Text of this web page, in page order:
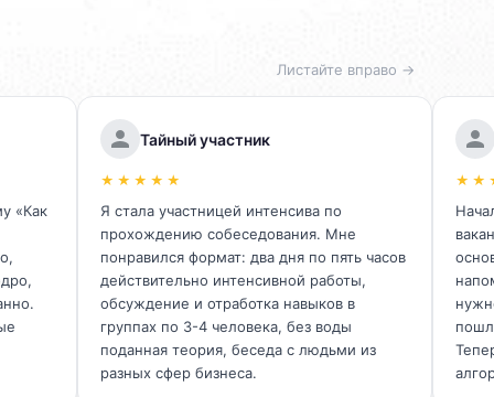
Листайте вправо →
«Как
Тайный участник
★★★★★
Я стала участницей интенсива по
прохождению собеседования. Мне
понравился формат: два дня по пять часов
действительно интенсивной работы,
обсуждение и отработка навыков в
группах по 3-4 человека, без воды
поданная теория, беседа с людьми из
разных сфер бизнеса.